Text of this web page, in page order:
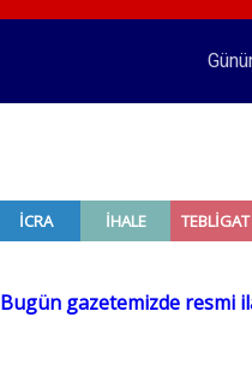
Uyuşturucu